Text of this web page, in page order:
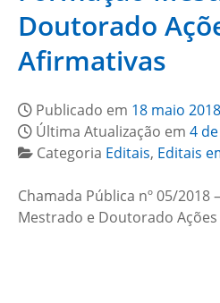
Doutorado
Afirmativas
Publicado em 18 maio 2018
Última Atualização em 4
Categoria Editais, Editais
Chamada Pública nº 05/2018
Mestrado e Doutorado